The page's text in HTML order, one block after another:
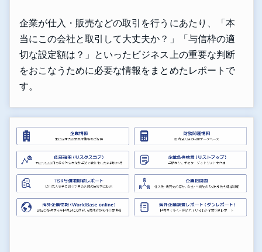
企業が仕入・販売などの取引を行うにあたり、「本
当にこの会社と取引して大丈夫か？」「与信枠の適
切な設定額は？」といったビジネス上の重要な判断
をおこなうために必要な情報をまとめたレポートで
す。